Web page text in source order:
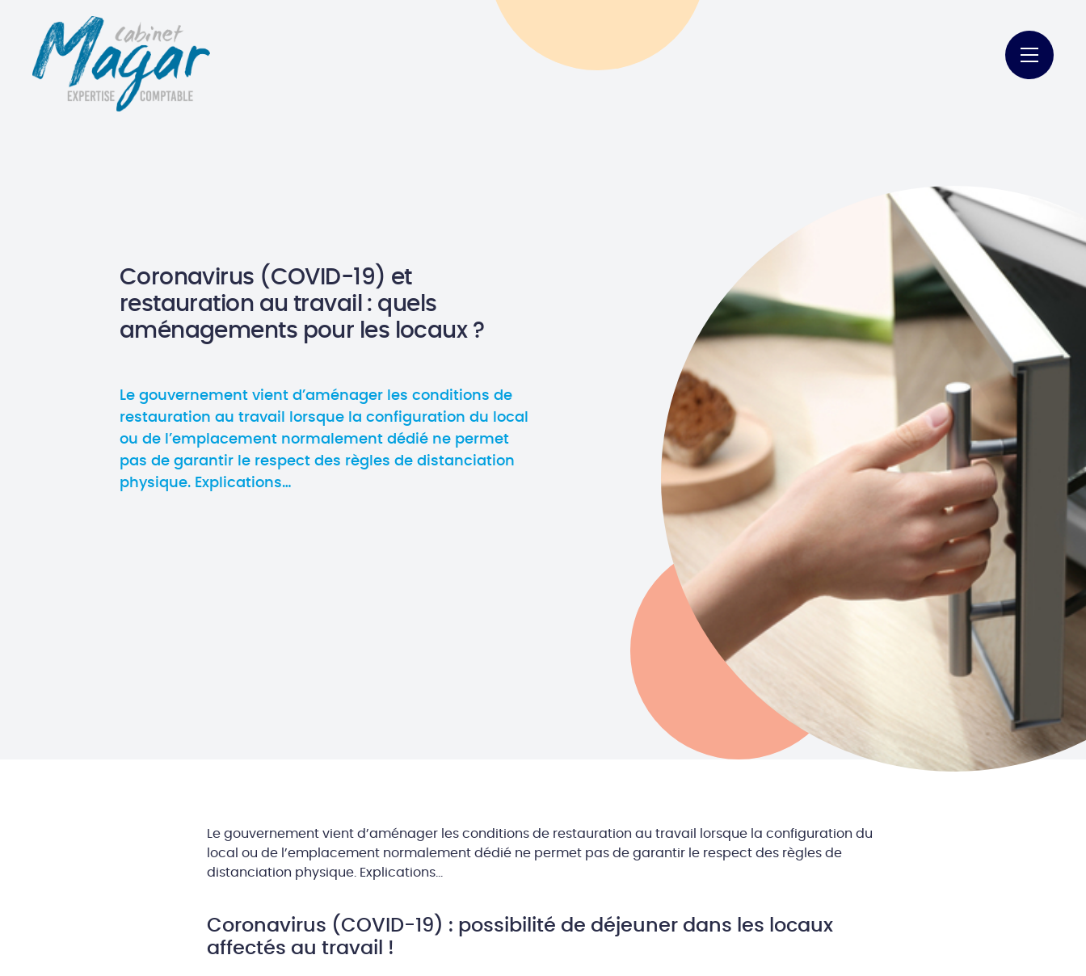
Coronavirus (COVID-19) et
restauration au travail : quels
aménagements pour les locaux ?
Le gouvernement vient d’aménager les conditions de
restauration au travail lorsque la configuration du local
ou de l’emplacement normalement dédié ne permet
pas de garantir le respect des règles de distanciation
physique. Explications…
Le gouvernement vient d’aménager les conditions de restauration au travail lorsque la configuration du
local ou de l’emplacement normalement dédié ne permet pas de garantir le respect des règles de
distanciation physique. Explications…
Coronavirus (COVID-19) : possibilité de déjeuner dans les locaux
affectés au travail !